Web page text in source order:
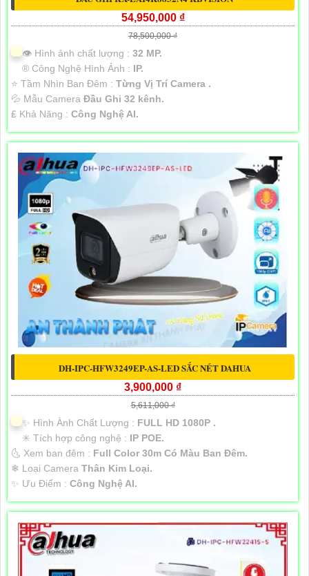
54,950,000 ₫
78,500,000 ₫
👁 Hình ảnh chất lượng : 32 MP.
®️ Công Nghệ Hình Ảnh : IP.
⭐ Tầm Nhìn Ban Đêm : Từng Vị Trí Camera .
💦 Mẫu Camera Đầu Ghi 32 kênh.
️₤ Khả Năng : Công Nghệ AI.
DH-IPC-HFW3249EP-AS-LED SẮC NÉT DAHUA
3,900,000 ₫
5,611,000 ₫
✨ Hình Ành Chất Lượng : FULL HD 1080P .
✳️ Tích hợp công nghệ : IP POE.
🌜 Xem ban đêm : Full Color 30m Có Màu Ban Đêm.
❄ Loại Camera Thân Kim Loại.
️✨ Ưu Điểm : Công Nghệ AI.